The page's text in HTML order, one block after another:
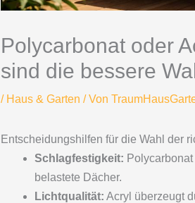
Polycarbonat oder
sind die bessere
/ Haus & Garten / Von
Entscheidungshilfen für die Wahl der
Schlagfestigkeit:
belastete Dächer.
Lichtqualität: Acryl überzeugt